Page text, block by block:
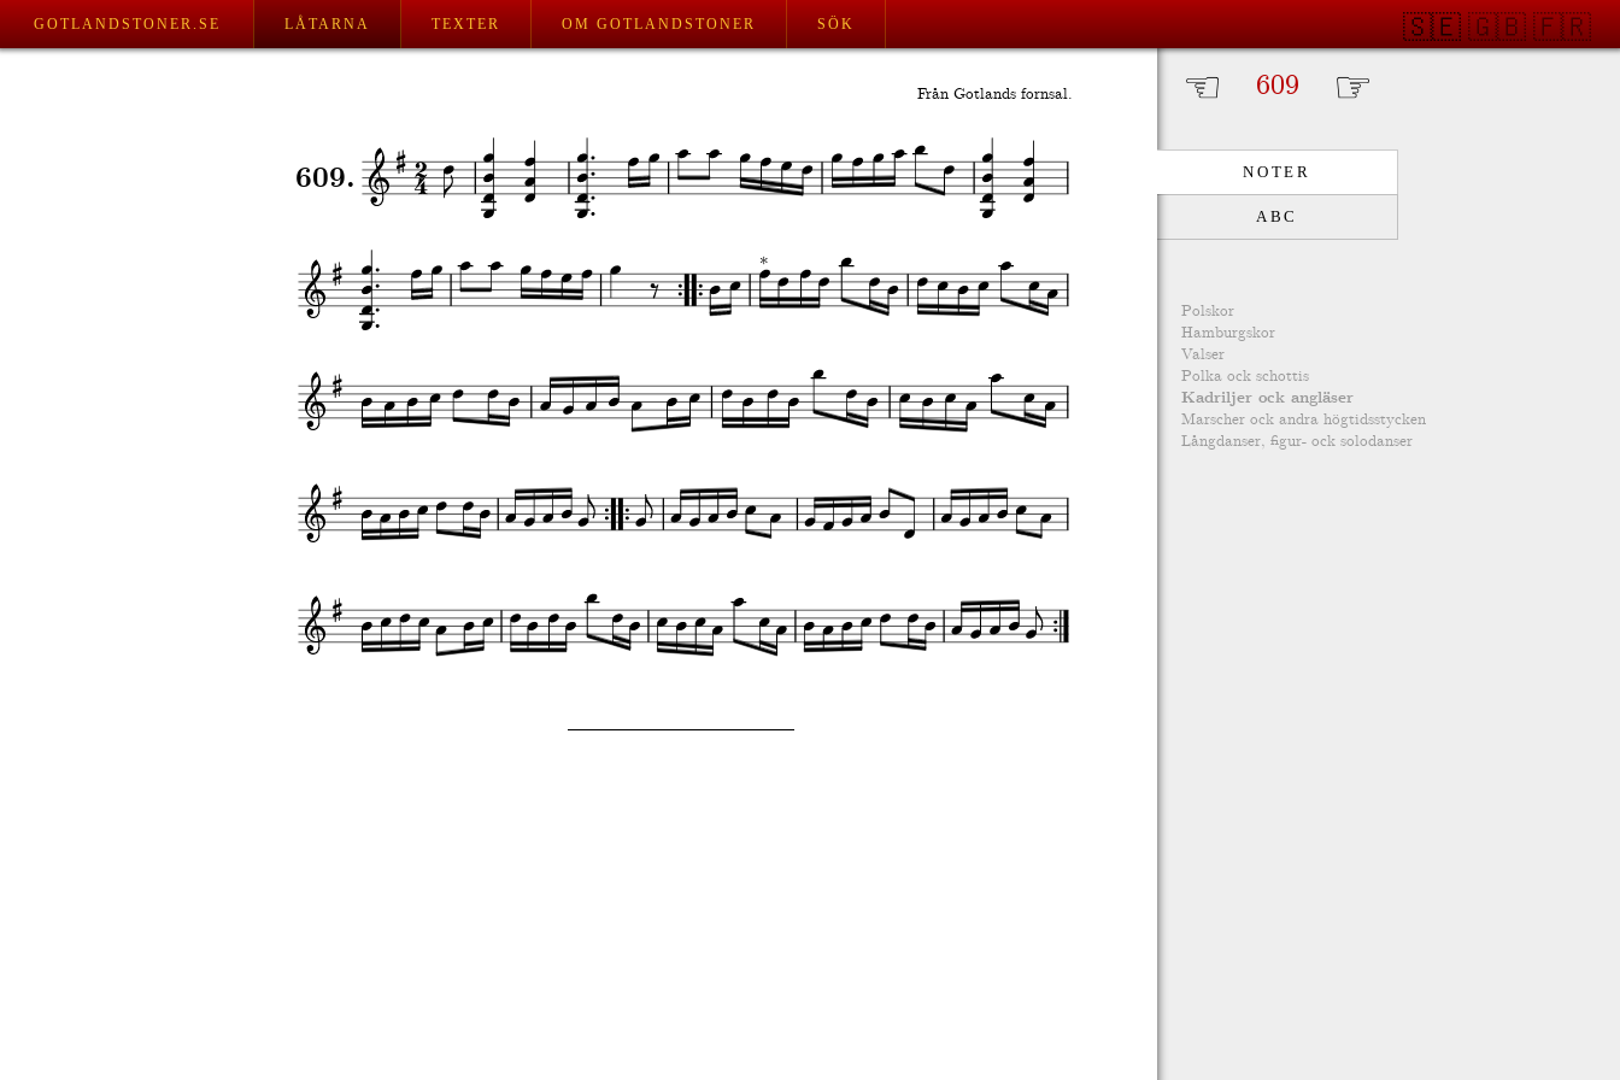
GOTLANDSTONER.SE LÅTARNA TEXTER OM GOTLANDSTONER SÖK 🇸🇪 🇬🇧 🇫🇷
Från Gotlands fornsal.
609.
*
☜ ☞
NOTER
ABC
Polskor
Hamburgskor
Valser
Polka ock schottis
Kadriljer ock angläser
Marscher ock andra högtidsstycken
Långdanser, figur- ock solodanser